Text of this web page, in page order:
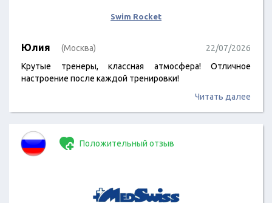
Swim Rocket
Юлия (Москва)
22/07/2026
Крутые тренеры, классная атмосфера! Отличное
настроение после каждой тренировки!
Читать далее
Положительный отзыв